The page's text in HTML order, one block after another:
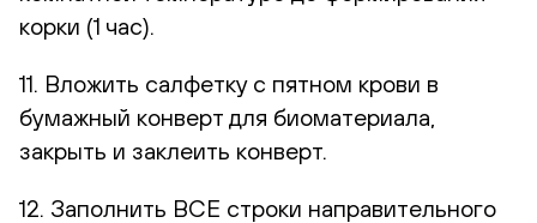
корки (1 час).
11. Вложить салфетку с пятном крови в
бумажный конверт для биоматериала,
закрыть и заклеить конверт.
12. Заполнить ВСЕ строки направительного